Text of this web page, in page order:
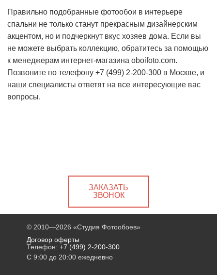
Правильно подобранные фотообои в интерьере
спальни не только станут прекрасным дизайнерским
акцентом, но и подчеркнут вкус хозяев дома. Если вы
не можете выбрать коллекцию, обратитесь за помощью
к менеджерам интернет-магазина oboifoto.com.
Позвоните по телефону +7 (499) 2-200-300 в Москве, и
наши специалисты ответят на все интересующие вас
вопросы.
ЗАКАЗАТЬ
ЗВОНОК
© 2010—2026 «Студия Фотообоев»
Договор оферты
Телефон: +7 (499) 2-200-300
С 9:00 до 20:00 ежедневно